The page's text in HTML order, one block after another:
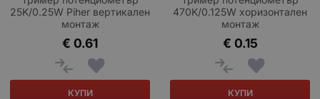
25K/0.25W Piher вертикален
монтаж
0.61
€
КУПИ
470K/0.125W хоризонтален
монтаж
0.15
€
КУПИ